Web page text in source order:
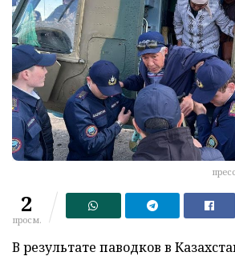
2
просм.
В результате паводков в